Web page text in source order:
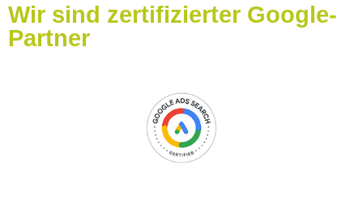
Wir sind zertifizierter Google-
Partner